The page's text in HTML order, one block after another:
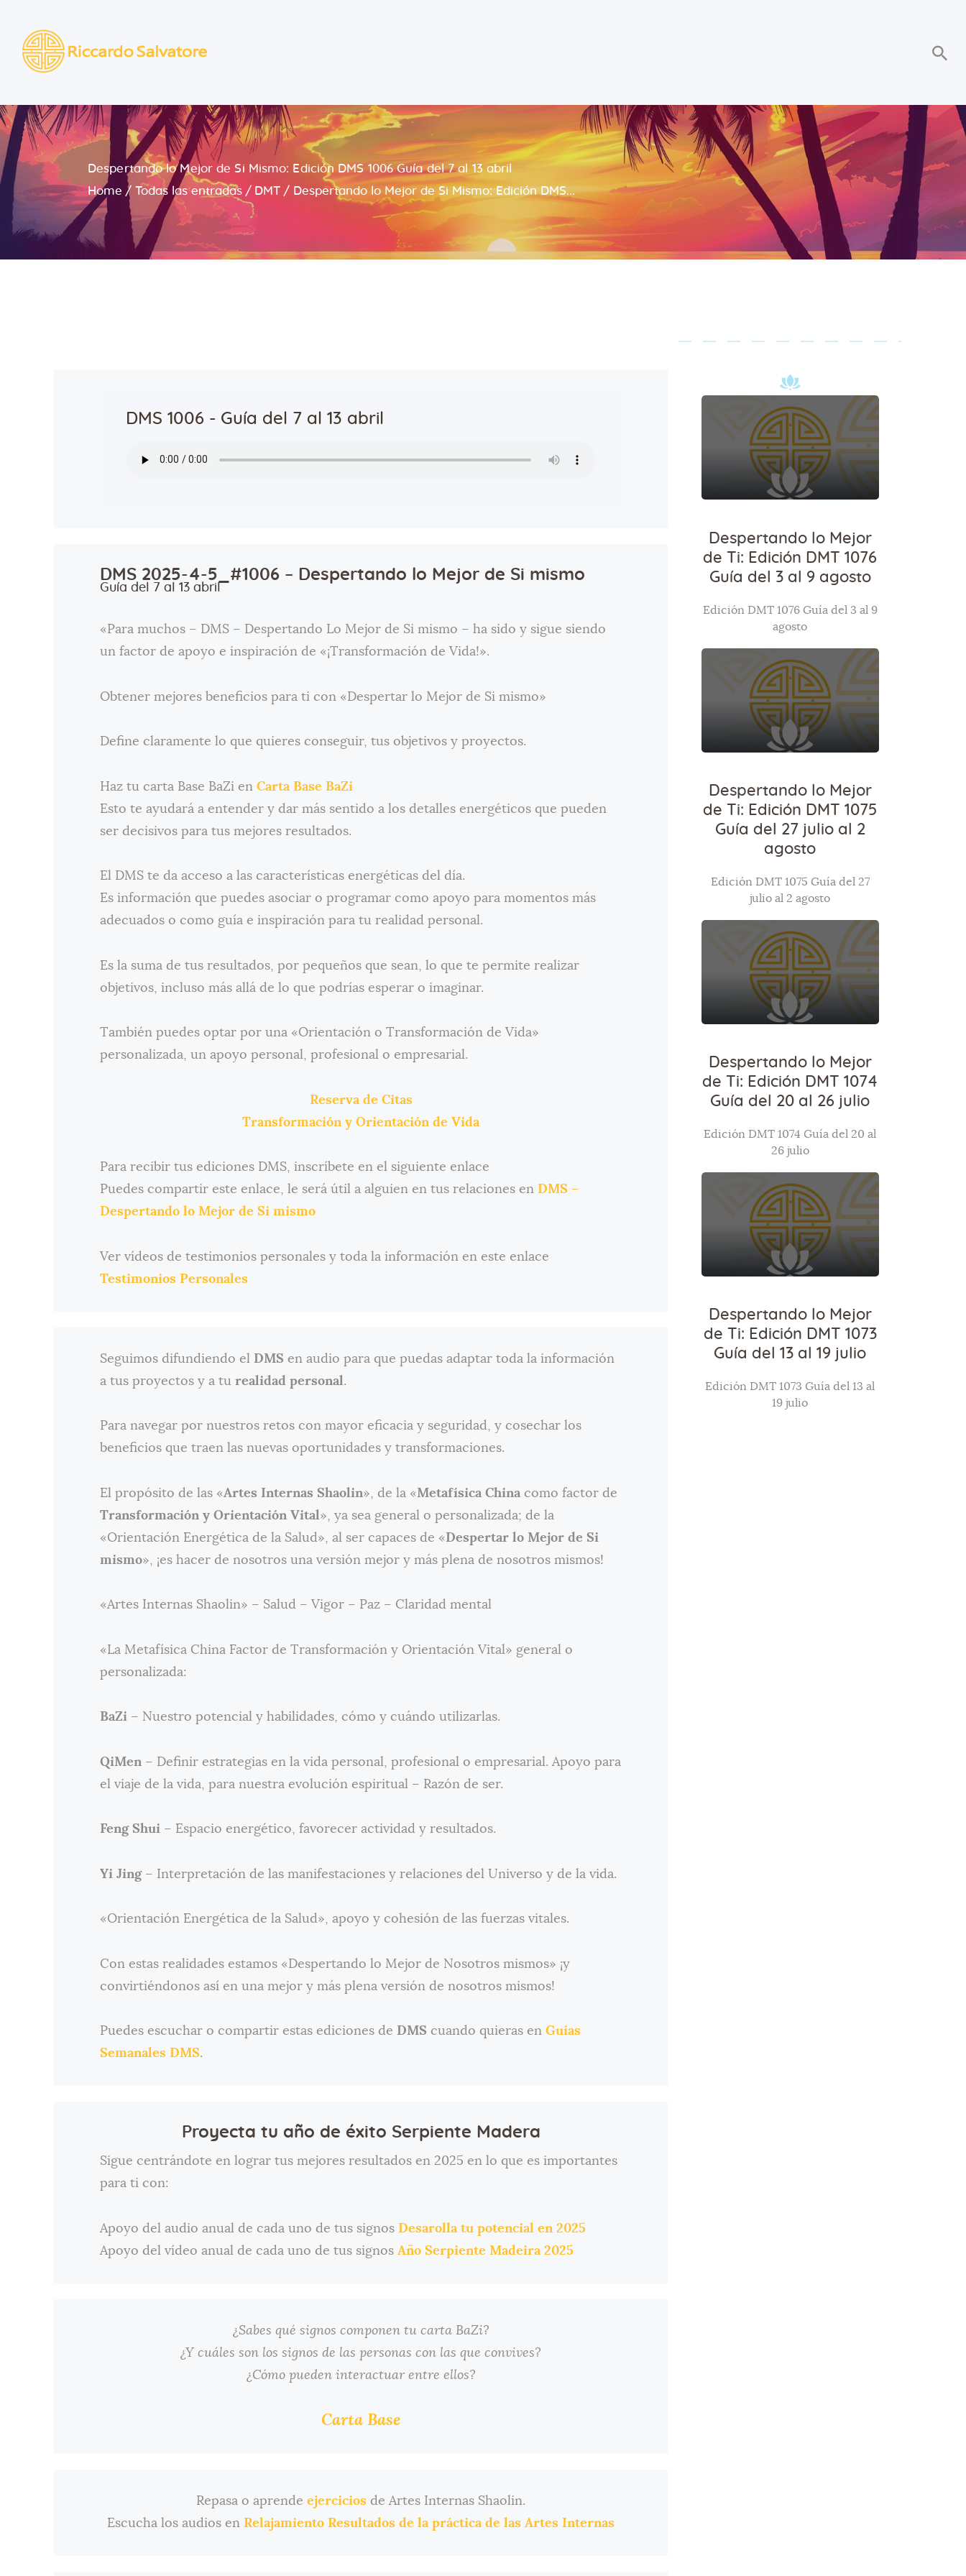
Despertando lo Mejor de Si Mismo: Edición DMS 1006 Guía del 7 al 13 abril
Home
Todas las entradas DMT Despertando lo Mejor de Si Mismo: Edición DMS...
Sobre
Aprender
Para Ti
Contacto
Citas
DMS 1006 - Guía del 7 al 13 abril
DMS 2025-4-5_#1006 – Despertando lo Mejor de Si mismo
Guía del 7 al 13 abril
«Para muchos – DMS – Despertando Lo Mejor de Si mismo – ha sido y sigue siendo
un factor de apoyo e inspiración de «¡Transformación de Vida!».
Obtener mejores beneficios para ti con «Despertar lo Mejor de Si mismo»
Define claramente lo que quieres conseguir, tus objetivos y proyectos.
Haz tu carta Base BaZi enCarta Base BaZi
Esto te ayudará a entender y dar más sentido a los detalles energéticos que pueden
ser decisivos para tus mejores resultados.
El DMS te da acceso a las características energéticas del día.
Es información que puedes asociar o programar como apoyo para momentos más
adecuados o como guía e inspiración para tu realidad personal.
Es la suma de tus resultados, por pequeños que sean, lo que te permite realizar
objetivos, incluso más allá de lo que podrías esperar o imaginar.
También puedes optar por una «Orientación o Transformación de Vida»
personalizada, un apoyo personal, profesional o empresarial.
Reserva de Citas
Transformación y Orientación de Vida
Para recibir tus ediciones DMS, inscríbete en el siguiente enlace
Puedes compartir este enlace, le será útil a alguien en tus relaciones en DMS –
Despertando lo Mejor de Si mismo
Ver vídeos de testimonios personales y toda la información en este enlace
Testimonios Personales
Seguimos difundiendo el DMS en audio para que puedas adaptar toda la información
a tus proyectos y a turealidad personal.
Para navegar por nuestros retos con mayor eficacia y seguridad, y cosechar los
beneficios que traen las nuevas oportunidades y transformaciones.
El propósito de las «Artes Internas Shaolin», de la «Metafísica China como factor de
Transformación y Orientación Vital», ya sea general o personalizada; de la
«Orientación Energética de la Salud», al ser capaces de «Despertar lo Mejor de Si
mismo», ¡es hacer de nosotros una versión mejor y más plena de nosotros mismos!
«Artes Internas Shaolin» – Salud – Vigor – Paz – Claridad mental
«La Metafísica China Factor de Transformación y Orientación Vital» general o
personalizada:
BaZi – Nuestro potencial y habilidades, cómo y cuándo utilizarlas.
QiMen – Definir estrategias en la vida personal, profesional o empresarial. Apoyo para
el viaje de la vida, para nuestra evolución espiritual – Razón de ser.
Feng Shui – Espacio energético, favorecer actividad y resultados.
Yi Jing– Interpretación de las manifestaciones y relaciones del Universo y de la vida.
«Orientación Energética de la Salud», apoyo y cohesión de las fuerzas vitales.
Con estas realidades estamos «Despertando lo Mejor de Nosotros mismos» ¡y
convirtiéndonos así en una mejor y más plena versión de nosotros mismos!
Puedes escuchar o compartir estas ediciones de DMS cuando quieras enGuías
Semanales DMS.
Proyecta tu año de éxito Serpiente Madera
Sigue centrándote en lograr tus mejores resultados en 2025 en lo que es importantes
para ti con:
Apoyo del audio anual de cada uno de tus signos Desarolla tu potencial en 2025
Apoyo del vídeo anual de cada uno de tus signosAño Serpiente Madeira 2025
¿Sabes qué signos componen tu carta BaZi?
¿Y cuáles son los signos de las personas con las que convives?
¿Cómo pueden interactuar entre ellos?
Carta Base
Repasa o aprende ejercicios de Artes Internas Shaolin.
Escucha los audios en Relajamiento Resultados de la práctica de las Artes Internas
Despertando lo Mejor
de Ti: Edición DMT 1076
Guía del 3 al 9 agosto
Edición DMT 1076 Guía del 3 al 9
agosto
Despertando lo Mejor
de Ti: Edición DMT 1075
Guía del 27 julio al 2
agosto
Edición DMT 1075 Guía del 27
julio al 2 agosto
Despertando lo Mejor
de Ti: Edición DMT 1074
Guía del 20 al 26 julio
Edición DMT 1074 Guía del 20 al
26 julio
Despertando lo Mejor
de Ti: Edición DMT 1073
Guía del 13 al 19 julio
Edición DMT 1073 Guía del 13 al
19 julio